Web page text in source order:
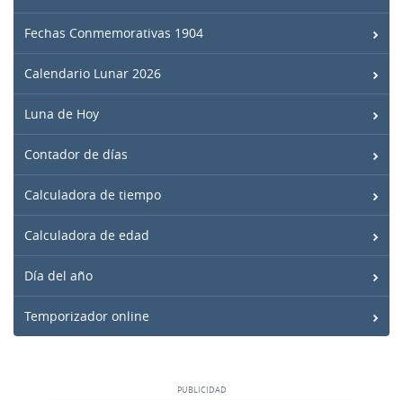
Fechas Conmemorativas 1904
Calendario Lunar 2026
Luna de Hoy
Contador de días
Calculadora de tiempo
Calculadora de edad
Día del año
Temporizador online